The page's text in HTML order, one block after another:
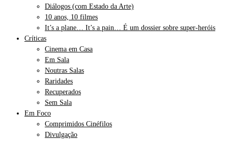
Diálogos (com Estado da Arte)
10 anos, 10 filmes
It’s a plane… It’s a pain… É um dossier sobre super-heróis
Críticas
Cinema em Casa
Em Sala
Noutras Salas
Raridades
Recuperados
Sem Sala
Em Foco
Comprimidos Cinéfilos
Divulgação